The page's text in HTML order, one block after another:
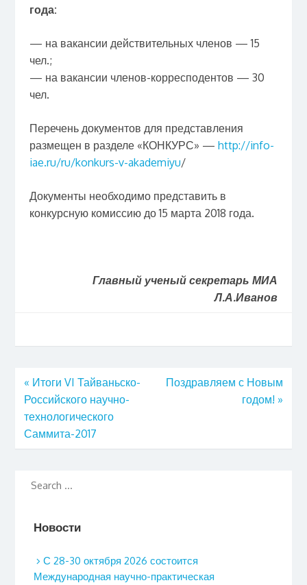
года:
— на вакансии действительных членов — 15
чел.;
— на вакансии членов-корресподентов — 30
чел.
Перечень документов для представления
размещен в разделе «КОНКУРС» — http://info-
iae.ru/ru/konkurs-v-akademiyu/
Документы необходимо представить в
конкурсную комиссию до 15 марта 2018 года.
Главный ученый секретарь МИА
Л.А.Иванов
« Итоги VI Тайваньско-
Российского научно-
технологического
Саммита-2017
Поздравляем с Новым
годом! »
Новости
С 28-30 октября 2026 состоится
Международная научно-практическая